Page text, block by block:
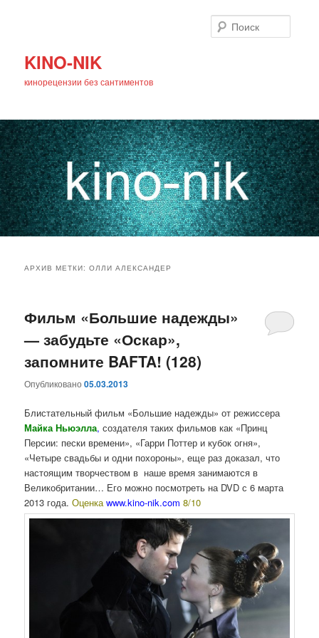
KINO-NIK
кинорецензии без сантиментов
основному
содержимому
дополнительному
содержимому
АРХИВ МЕТКИ:ОЛЛИ АЛЕКСАНДЕР
Фильм «Большие надежды»
— забудьте «Оскар»,
запомните BAFTA! (128)
Опубликовано05.03.2013
Блистательный фильм «Большие надежды» от режиссера
Майка Ньюэлла,создателя таких фильмов как «Принц
Персии: пески времени», «Гарри Поттер и кубок огня»,
«Четыре свадьбы и одни похороны», еще раз доказал, что
настоящим творчеством в наше время занимаются в
Великобритании… Его можно посмотреть на DVD с 6 марта
2013 года. Оценкаwww.kino-nik.com8/10